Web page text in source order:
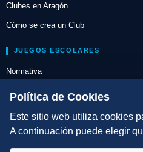
Clubes en Aragón
Cómo se crea un Club
JUEGOS ESCOLARES
Normativa
Escuelas de Triatlón
DIRECCIÓN TÉCNICA
Política de Cookies
Este sitio web utiliza cookies
A continuación puede elegir